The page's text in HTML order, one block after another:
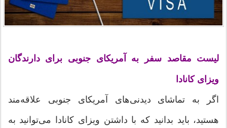
لیست مقاصد سفر به آمریکای جنوبی برای دارندگان
ویزای کانادا
اگر به تماشای دیدنی‌های آمریکای جنوبی علاقه‌مند
هستید، باید بدانید که با داشتن ویزای کانادا می‌توانید به